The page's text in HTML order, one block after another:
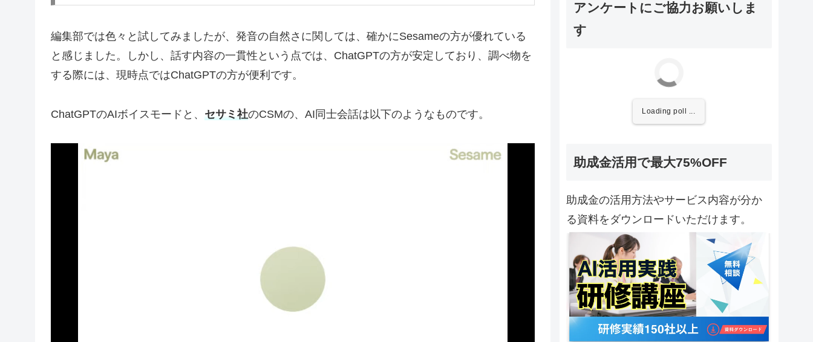
編集部では色々と試してみましたが、発音の自然さに関しては、確かにSesameの方が優れている
と感じました。しかし、話す内容の一貫性という点では、ChatGPTの方が安定しており、調べ物を
する際には、現時点ではChatGPTの方が便利です。
ChatGPTのAIボイスモードと、 セサミ社のCSMの、AI同士会話は以下のようなものです。
アンケートにご協力お願いしま
す
Loading poll ...
助成金活用で最大75%OFF
助成金の活用方法やサービス内容が分か
る資料をダウンロードいただけます。